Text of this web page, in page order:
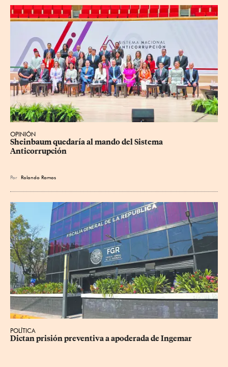
OPINIÓN
Sheinbaum quedaría al mando del Sistema
Anticorrupción
Por Rolando Ramos
POLÍTICA
Dictan prisión preventiva a apoderada de Ingemar